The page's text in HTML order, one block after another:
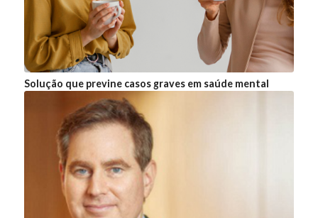
Solução que previne casos graves em saúde mental